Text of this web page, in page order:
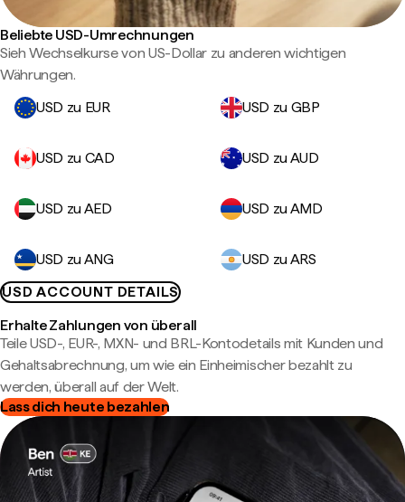
Beliebte USD-Umrechnungen
Sieh Wechselkurse von US-Dollar zu anderen wichtigen
Währungen.
USD zu EUR
USD zu GBP
USD zu CAD USD zu AUD
USD zu AED USD zu AMD
USD zu ANG
USD zu ARS
USD ACCOUNT DETAILS
Erhalte Zahlungen von überall
Teile USD-, EUR-, MXN- und BRL-Kontodetails mit Kunden und
Gehaltsabrechnung, um wie ein Einheimischer bezahlt zu
werden, überall auf der Welt.
Lass dich heute bezahlen